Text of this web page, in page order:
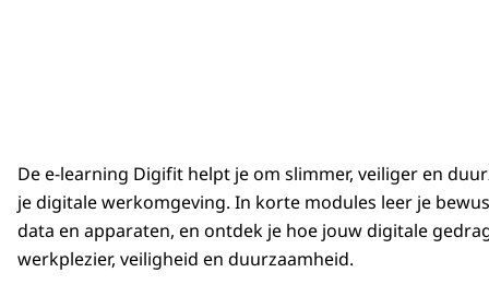
De e-learning Digifit helpt je om slimmer, veiliger en
je digitale werkomgeving. In korte modules leer je
data en apparaten, en ontdek je hoe jouw digitale
werkplezier, veiligheid en duurzaamheid.